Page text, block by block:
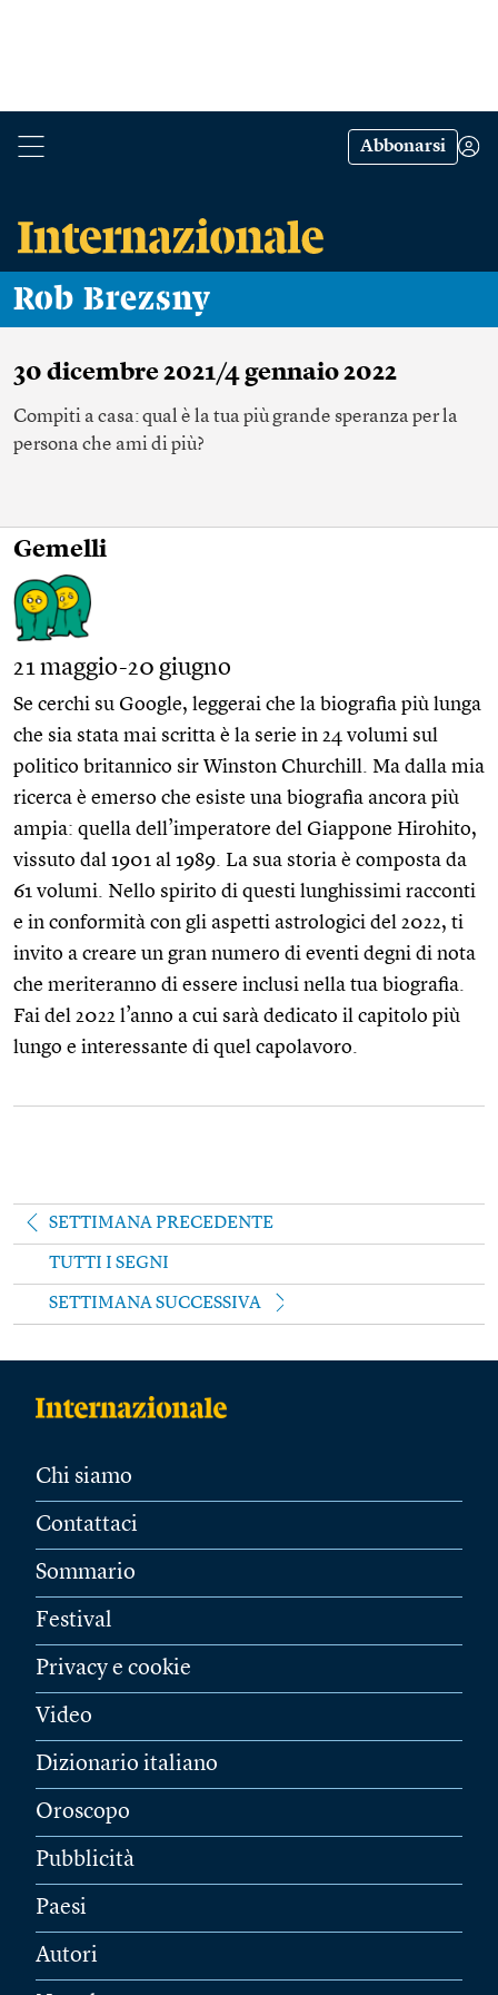
Abbonarsi
Rob Brezsny
30 dicembre 2021/4 gennaio 2022
Compiti a casa: qual è la tua più grande speranza per la
persona che ami di più?
Gemelli
21 maggio-20 giugno
Se cerchi su Google, leggerai che la biografia più lunga
che sia stata mai scritta è la serie in 24 volumi sul
politico britannico sir Winston Churchill. Ma dalla mia
ricerca è emerso che esiste una biografia ancora più
ampia: quella dell’imperatore del Giappone Hirohito,
vissuto dal 1901 al 1989. La sua storia è composta da
61 volumi. Nello spirito di questi lunghissimi racconti
e in conformità con gli aspetti astrologici del 2022, ti
invito a creare un gran numero di eventi degni di nota
che meriteranno di essere inclusi nella tua biografia.
Fai del 2022 l’anno a cui sarà dedicato il capitolo più
lungo e interessante di quel capolavoro.
SETTIMANA PRECEDENTE
TUTTI I SEGNI
SETTIMANA SUCCESSIVA
Chi siamo
Contattaci
Sommario
Festival
Privacy e cookie
Video
Dizionario italiano
Oroscopo
Pubblicità
Paesi
Autori